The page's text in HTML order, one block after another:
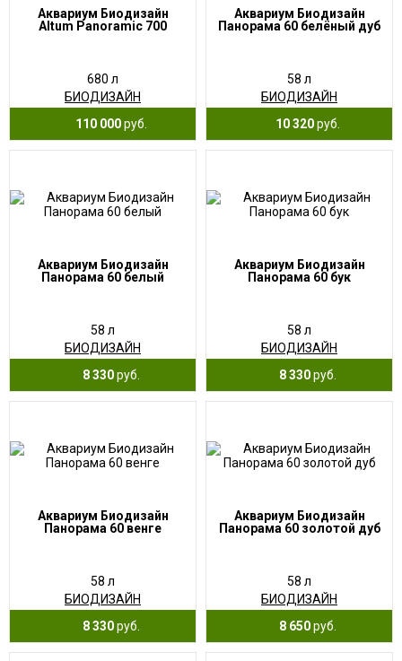
Аквариум Биодизайн
Altum Panoramic 700
680 л
БИОДИЗАЙН
110 000руб.
Аквариум Биодизайн
Панорама 60 белёный дуб
58 л
БИОДИЗАЙН
10 320руб.
Аквариум Биодизайн
Панорама 60 белый
58 л
БИОДИЗАЙН
8 330руб.
Аквариум Биодизайн
Панорама 60 бук
58 л
БИОДИЗАЙН
8 330руб.
Аквариум Биодизайн
Панорама 60 венге
58 л
БИОДИЗАЙН
8 330руб.
Аквариум Биодизайн
Панорама 60 золотой дуб
58 л
БИОДИЗАЙН
8 650руб.